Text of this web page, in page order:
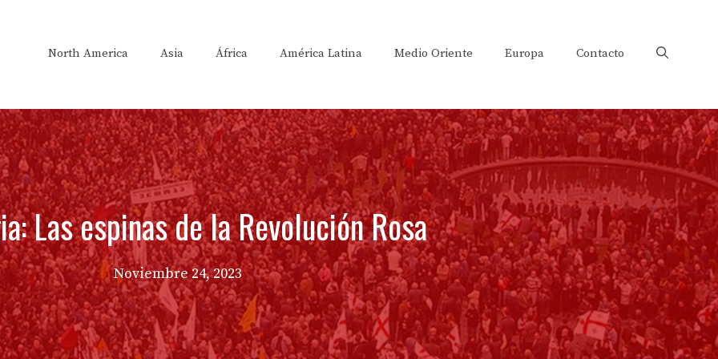
North America Asia África América Latina Medio Oriente Europa Contacto
Las espinas de la Revolución Rosa
Noviembre 24, 2023